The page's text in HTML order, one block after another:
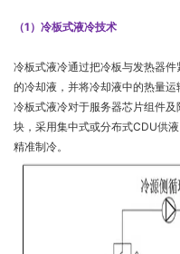
（1）冷板式液冷技术
冷板式液冷通过把冷板与发热器
的冷却液，并将冷却液中的热量
冷板式液冷对于服务器芯片组件
块，采用集中式或分布式CDU供
精准制冷。